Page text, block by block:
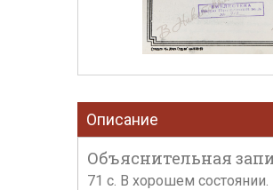
Описание
Объяснительная
71 с. В хорошем состоянии.